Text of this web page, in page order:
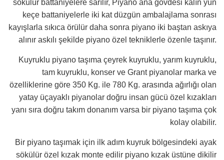
sökülür battaniyelere sarılır, Piyano ana gövdesi kalın yün
keçe battaniyelerle iki kat düzgün ambalajlama sonrası
kayışlarla sıkıca örülür daha sonra piyano iki baştan askıya
alınır askılı şekilde piyano özel tekniklerle özenle taşınır.
Kuyruklu piyano taşıma çeyrek kuyruklu, yarım kuyruklu,
tam kuyruklu, konser ve Grant piyanolar marka ve
özelliklerine göre 350 Kg. ile 780 Kg. arasında ağırlığı olan
yatay üçayaklı piyanolar doğru insan gücü özel kızakları
yanı sıra doğru takım donanım varsa bir piyano taşıma çok
kolay olabilir.
Bir piyano taşımak için ilk adım kuyruk bölgesindeki ayak
sökülür özel kızak monte edilir piyano kızak üstüne dikilir